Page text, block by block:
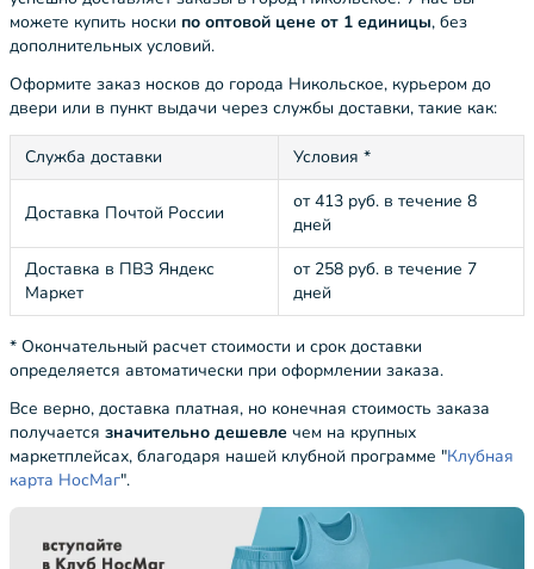
можете купить носки по оптовой цене от 1 единицы, без
дополнительных условий.
Оформите заказ носков до города Никольское, курьером до
двери или в пункт выдачи через службы доставки, такие как:
Служба доставки Условия *
Доставка Почтой России
от 413 руб. в течение 8
дней
Доставка в ПВЗ Яндекс
Маркет
от 258 руб. в течение 7
дней
* Окончательный расчет стоимости и срок доставки
определяется автоматически при оформлении заказа.
Все верно, доставка платная, но конечная стоимость заказа
получается значительно дешевле чем на крупных
маркетплейсах, благодаря нашей клубной программе "Клубная
карта НосМаг".